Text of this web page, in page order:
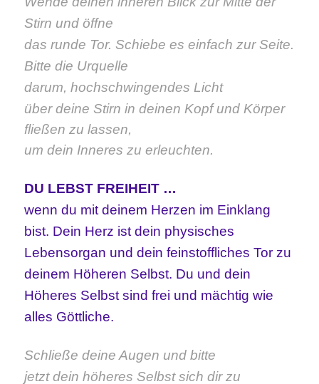
Stirn und öffne
das runde Tor. Schiebe es einfach zur Seite.
Bitte die Urquelle
darum, hochschwingendes Licht
über deine Stirn in deinen Kopf und Körper
fließen zu lassen,
um dein Inneres zu erleuchten.
DU LEBST FREIHEIT …
wenn du mit deinem Herzen im Einklang
bist. Dein Herz ist dein physisches
Lebensorgan und dein feinstoffliches Tor zu
deinem Höheren Selbst. Du und dein
Höheres Selbst sind frei und mächtig wie
alles Göttliche.
Schließe deine Augen und bitte
jetzt dein höheres Selbst sich dir zu